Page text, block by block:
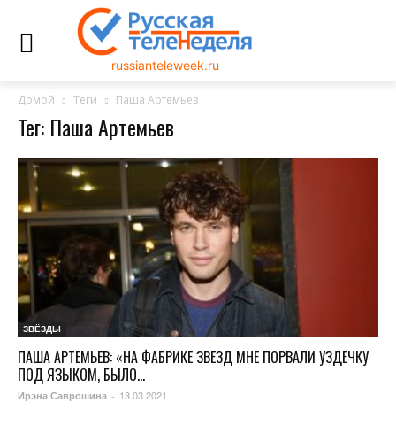
russianteleweek.ru
Домой Теги Паша Артемьев
Тег: Паша Артемьев
ЗВЁЗДЫ
ПАША АРТЕМЬЕВ: «НА ФАБРИКЕ ЗВЕЗД МНЕ ПОРВАЛИ УЗДЕЧКУ
ПОД ЯЗЫКОМ, БЫЛО...
Ирэна Саврошина - 13.03.2021